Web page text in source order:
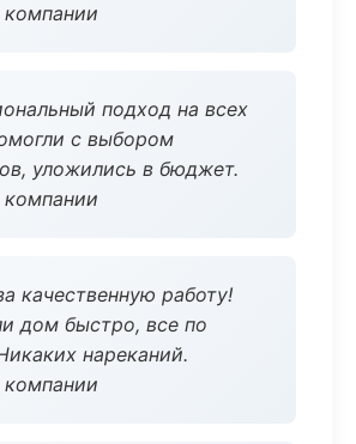
подход на всех
с выбором
уложились в бюджет.
качественную работу!
дом быстро, все по
нареканий.